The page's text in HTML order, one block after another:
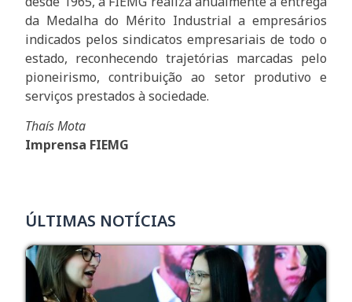
da Medalha do Mérito Industrial a empresários
indicados pelos sindicatos empresariais de todo o
estado, reconhecendo trajetórias marcadas pelo
pioneirismo, contribuição ao setor produtivo e
serviços prestados à sociedade.
Thaís Mota
Imprensa FIEMG
ÚLTIMAS NOTÍCIAS